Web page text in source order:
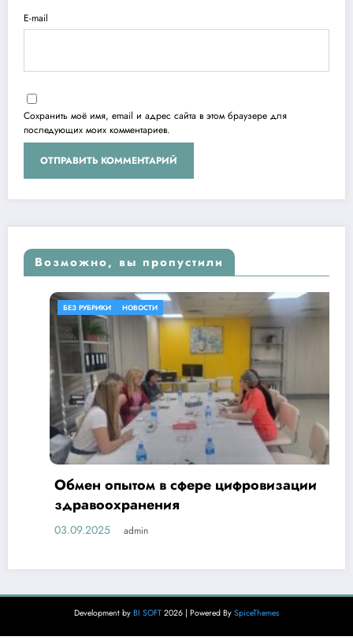
E-mail
Сохранить моё имя, email и адрес сайта в этом браузере для
последующих моих комментариев.
Возможно, вы пропустили
БЕЗ РУБРИКИ НОВОСТИ
Обмен опытом в сфере цифровизации
здравоохранения
03.09.2025 admin
Development by BI SOFT 2026 | Powered By SpiceThemes